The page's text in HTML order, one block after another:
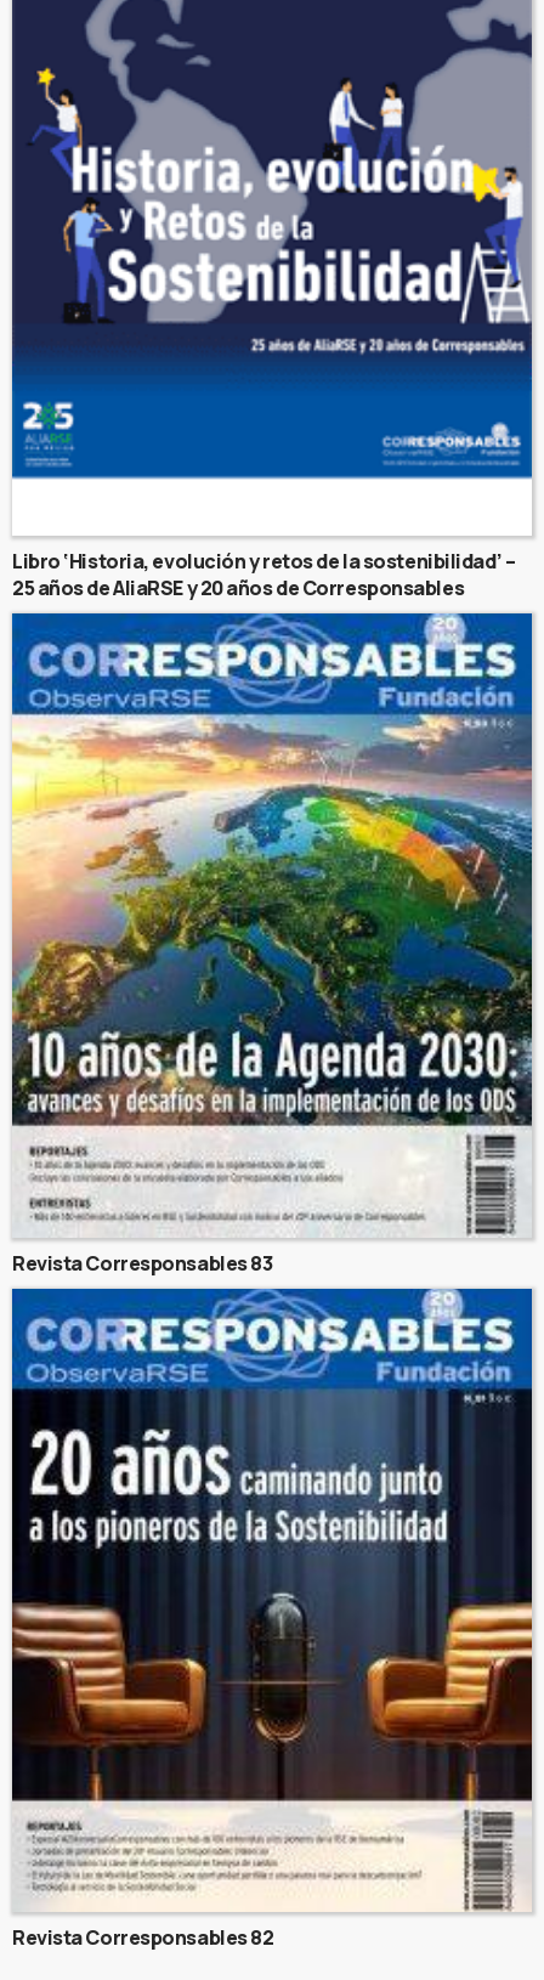
Libro ‘Historia, evolución y retos de la sostenibilidad’ –
25 años de AliaRSE y 20 años de Corresponsables
Revista Corresponsables 83
Revista Corresponsables 82